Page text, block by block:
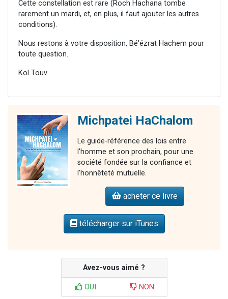
Cette constellation est rare (Roch Hachana tombe
rarement un mardi, et, en plus, il faut ajouter les autres
conditions).
Nous restons à votre disposition, Bé'ézrat Hachem pour
toute question.
Kol Touv.
Michpatei HaChalom
Le guide-référence des lois entre
l'homme et son prochain, pour une
société fondée sur la confiance et
l'honnêteté mutuelle.
acheter ce livre
télécharger sur iTunes
Avez-vous aimé ?
OUI NON